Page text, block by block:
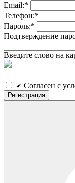
Email:*
Телефон:*
Пароль:*
Подтверждение
Введите слово на
Cогласен c